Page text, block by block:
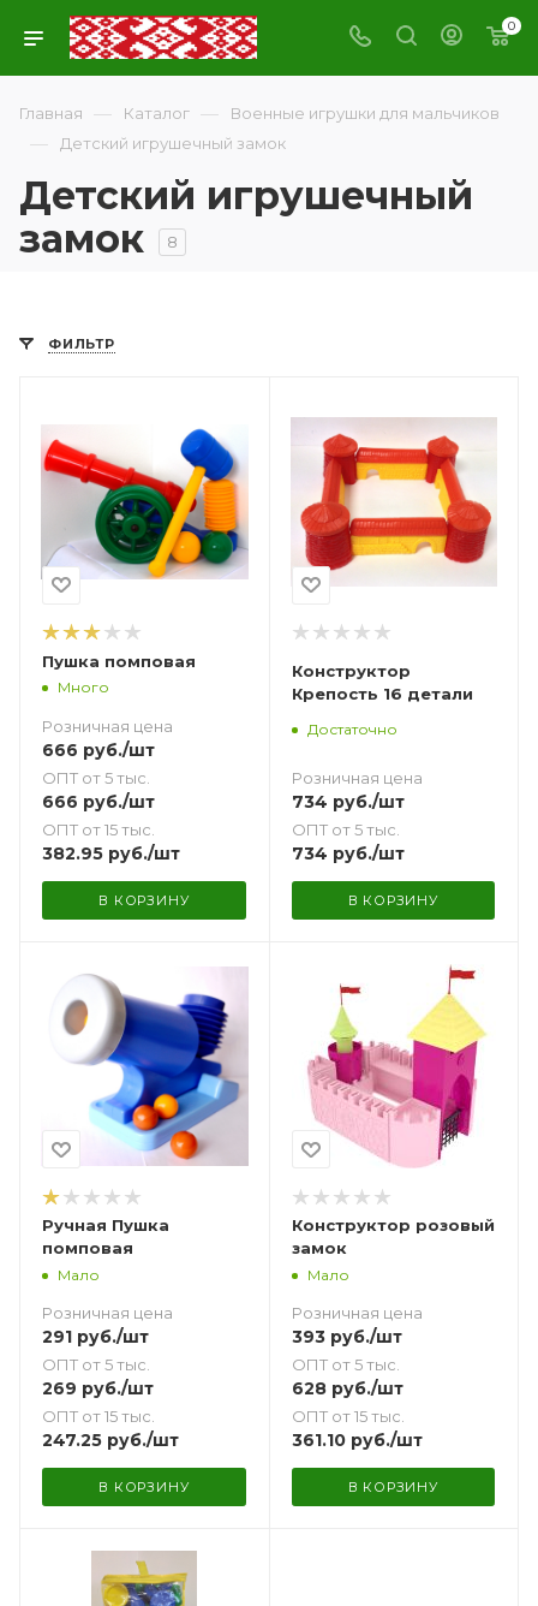
0
Главная — Каталог — Военные игрушки для мальчиков
— Детский игрушечный замок
Детский игрушечный
замок
8
ФИЛЬТР
Пушка помповая
Много
Розничная цена
666 руб./шт
ОПТ от 5 тыс.
666 руб./шт
ОПТ от 15 тыс.
382.95 руб./шт
В КОРЗИНУ
Конструктор
Крепость 16 детали
Достаточно
Розничная цена
734 руб./шт
ОПТ от 5 тыс.
734 руб./шт
В КОРЗИНУ
Ручная Пушка
помповая
Мало
Розничная цена
291 руб./шт
ОПТ от 5 тыс.
269 руб./шт
ОПТ от 15 тыс.
247.25 руб./шт
В КОРЗИНУ
Конструктор розовый
замок
Мало
Розничная цена
393руб./шт
ОПТ от 5 тыс.
628руб./шт
ОПТ от 15 тыс.
361.10руб./шт
В КОРЗИНУ